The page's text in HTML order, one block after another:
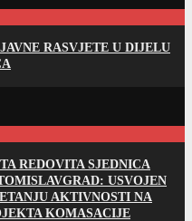
RASVJETE U DIJELU
REDOVITA SJEDNICA
USVOJEN
AKTIVNOSTI NA
KOMASACIJE